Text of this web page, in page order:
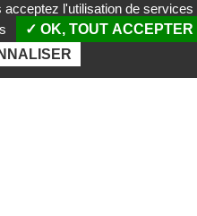
acceptez l'utilisation de services
✓ OK, TOUT ACCEPTER